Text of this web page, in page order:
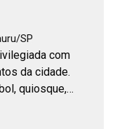
SP
com
da cidade.
quiosque,